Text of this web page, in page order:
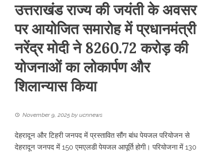
उत्तराखंड राज्य की जयंती के अवसर
पर आयोजित समारोह में प्रधानमंत्री
नरेंद्र मोदी ने 8260.72 करोड़ की
योजनाओं का लोकार्पण और
शिलान्यास किया
November 9, 2025 by ucnnews
देहरादून और टिहरी जनपद में प्रस्तावित सौंग बांध पेयजल परियोजन से
देहरादून जनपद में 150 एमएलडी पेयजल आपूर्ति होगी। परियोजना में 130